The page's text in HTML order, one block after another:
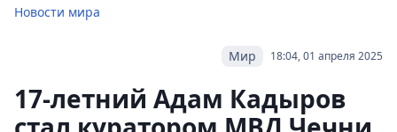
Новости мира
18:04, 01 апреля 2025
Мир
17-летний Адам Кадыров